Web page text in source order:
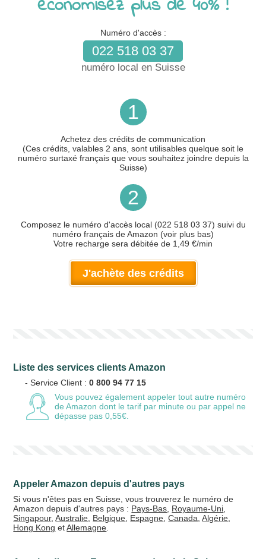
économisez plus de 40% !
Numéro d'accès :
022 518 03 37
numéro local en Suisse
1
Achetez des crédits de communication
(Ces crédits, valables 2 ans, sont utilisables quelque soit le
numéro surtaxé français que vous souhaitez joindre depuis la
Suisse)
2
Composez le numéro d'accès local (022 518 03 37) suivi du
numéro français de Amazon (voir plus bas)
Votre recharge sera débitée de 1,49 €/min
J'achète des crédits
+5% de bonus
Liste des services clients Amazon
- Service Client :0 800 94 77 15
Vous pouvez également appeler tout autre numéro
de Amazon dont le tarif par minute ou par appel ne
dépasse pas 0,55€.
Appeler Amazon depuis d'autres pays
Si vous n'êtes pas en Suisse, vous trouverez le numéro de
Amazon depuis d'autres pays : Pays-Bas Royaume-Uni
Singapour,Australie Belgique Espagne ,Canada ,Algérie
Hong Kong etAllemagne